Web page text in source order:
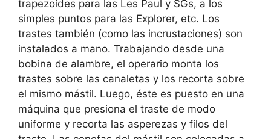
trapezoides para las Les Paul y SGs, a los
simples puntos para las Explorer, etc. Los
trastes también (como las incrustaciones) son
instalados a mano. Trabajando desde una
bobina de alambre, el operario monta los
trastes sobre las canaletas y los recorta sobre
el mismo mástil. Luego, éste es puesto en una
máquina que presiona el traste de modo
uniforme y recorta las asperezas y filos del